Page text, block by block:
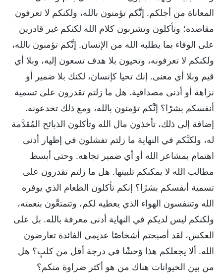
المعاناة من أجلكم. إنَّكم تؤمنون بالله، ولكنكم لا تعرفون
مقاصده؛ وتأكلون وتشربون كلام الله لكنكم غير قادرين
على الوفاء بما يطلبه الله من الإنسان. إنَّكم تؤمنون بالله،
ولكنكم لا تعرفونه، وتحيون بلا هدف تسعون إليه، وبلا أي
قيم وبلا أي معنى. إنك تحيا كإنسان، لكنك بلا ضمير أو
نزاهة أو أدنى مصداقية. هل ما زلتم تقدرون على تسمية
أنفسكم بشرًا؟ إنَّكم تؤمنون بالله، ومع ذلك تخدعونه.
إضافة إلى ذلك، تأخذون مال الله وتأكلون الذبائح المُقدَّمة
له، ولكنَّكم في النهاية ما زلتم تفشلون في إظهار أدنى
اهتمام بمشاعر الله أو أي ضمير تجاهه. وحتى أبسط
مطالب الله لا يمكنكم تلبيتها. هل ما زلتم تقدرون على
تسمية أنفسكم بشرًا؟ إنكم تأكلون الطعام الذي يوفره
الله وتتنفسون الهواء الذي يعطيه لكم، وتتمتعَّون بنعمته،
ولكنكم ليس لديكم في النهاية أدنى معرفة بالله. بل على
العكس، لقد أصبحتم أشخاصًا عديمي الفائدة تعارضون
الله. ألا يجعلكم هذا وَحشًا في درجة أقل من كلبٍ؟ هل
من بين الحيوانات هناك من هو أكثر ضراوة منكم؟